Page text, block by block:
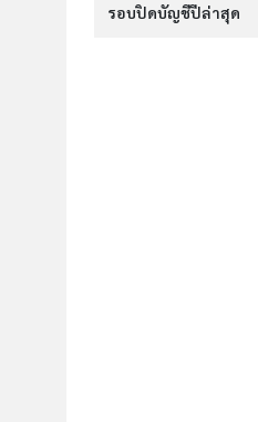
รอบปิดบัญชีปีล่าสุด